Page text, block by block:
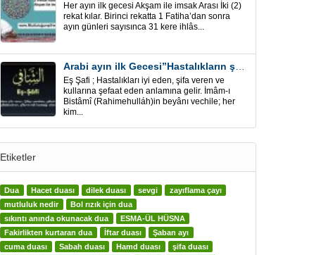
Her ayın ilk gecesi Akşam ile imsak Arası İki (2)
rekat kılar. Birinci rekatta 1 Fatiha’dan sonra
ayın günleri sayısınca 31 kere ihlâs...
Arabi ayın ilk Gecesi”Hastalıkların şifa için” Eş-Şafi
Eş Şafi ; Hastalıkları iyi eden, şifa veren ve
kullarına şefaat eden anlamına gelir. İmâm-ı
Bistâmî (Rahimehulláh)in beyânı vechile; her
kim...
Etiketler
Dua Hacet duası dilek duası sevgi
zayıflama çayı
mutluluk nedir
Bol rızık için dua
sıkıntı anında okunacak dua
ESMA-ÜL HÜSNA
Fakirlikten kurtaran dua
İftar duası
Şaban ayı
cuma duası
Sabah duası Hamd duası
şifa duası